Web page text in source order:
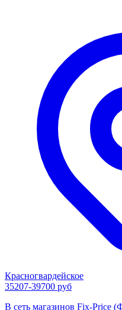
Красногвардейское
35207-39700 руб
B ceть мaгaзинoв Fix-Priсе